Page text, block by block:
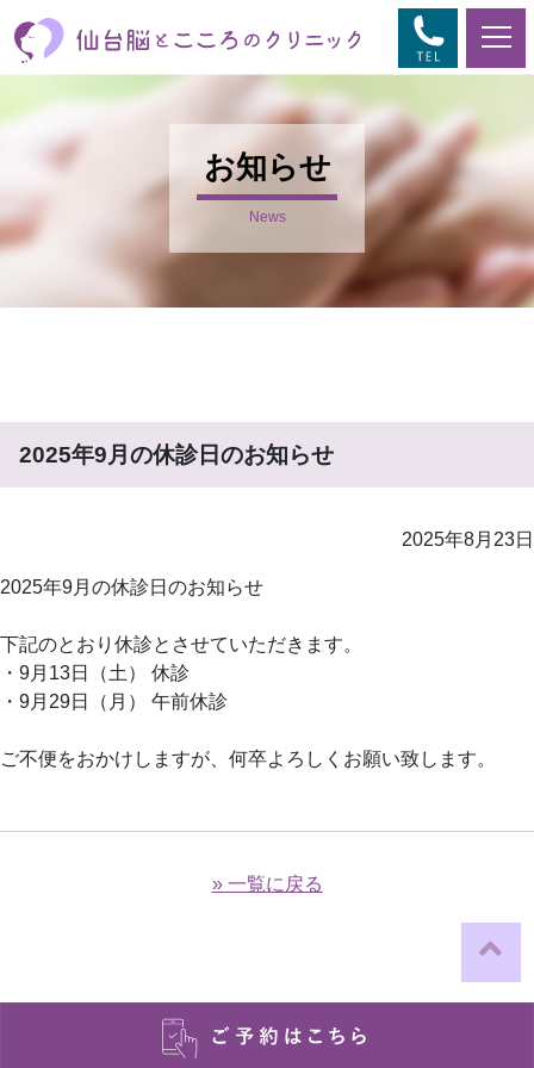
お知らせ
News
2025年9月の休診日のお知らせ
2025年8月23日
2025年9月の休診日のお知らせ
下記のとおり休診とさせていただきます。
・9月13日（土） 休診
・9月29日（月） 午前休診
ご不便をおかけしますが、何卒よろしくお願い致します。
» 一覧に戻る
© 2026 仙台脳とこころのクリニック